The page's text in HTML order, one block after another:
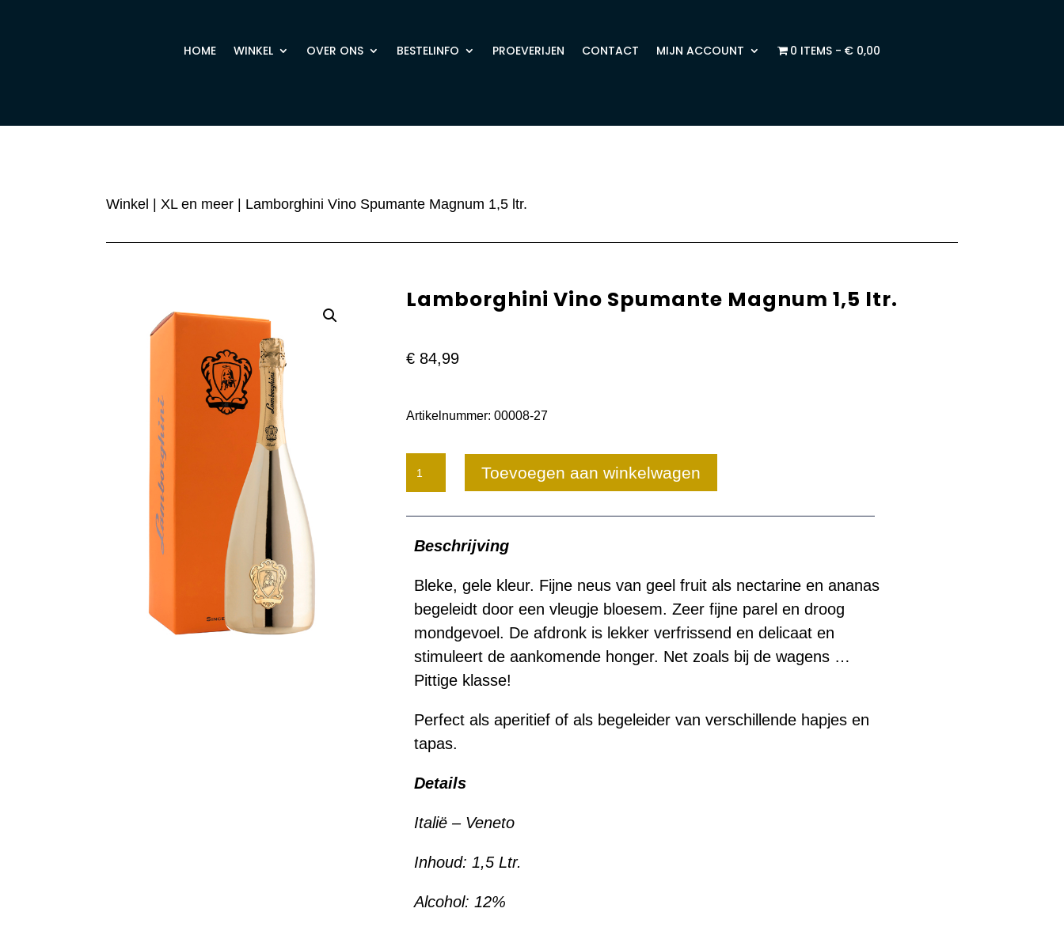
HOME WINKEL OVER ONS BESTELINFO PROEVERIJEN CONTACT MIJN ACCOUNT 0 ITEMS € 0,00
Winkel |XL en meer | Lamborghini Vino Spumante Magnum 1,5 ltr.
Lamborghini Vino Spumante Magnum 1,5 ltr.
€84,99
Artikelnummer: 00008-27
Lamborghini
Vino
Magnum
1,5
ltr.
aantal
Toevoegen aan winkelwagen
Beschrijving
Bleke, gele kleur. Fijne neus van geel fruit als nectarine en ananas
begeleidt door een vleugje bloesem. Zeer fijne parel en droog
mondgevoel. De afdronk is lekker verfrissend en delicaat en
stimuleert de aankomende honger. Net zoals bij de wagens …
Pittige klasse!
Perfect als aperitief of als begeleider van verschillende hapjes en
tapas.
Details
Italië – Veneto
Inhoud: 1,5 Ltr.
Alcohol: 12%